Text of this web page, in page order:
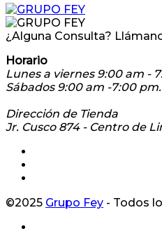
¿Alguna Consulta?
Horario
Lunes a viernes 9:00 am -
Sábados 9:00 am -7:00 pm.
Dirección de Tienda
Jr. Cusco 874 - Centro de
©2025 Grupo Fey - Todos